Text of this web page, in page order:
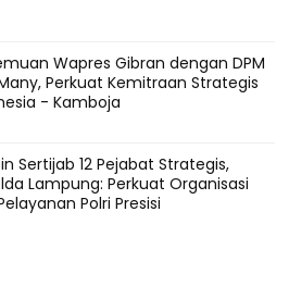
Wapres Gibran dengan DPM
Perkuat Kemitraan Strategis
- Kamboja
Sertijab 12 Pejabat Strategis,
Lampung: Perkuat Organisasi
Polri Presisi